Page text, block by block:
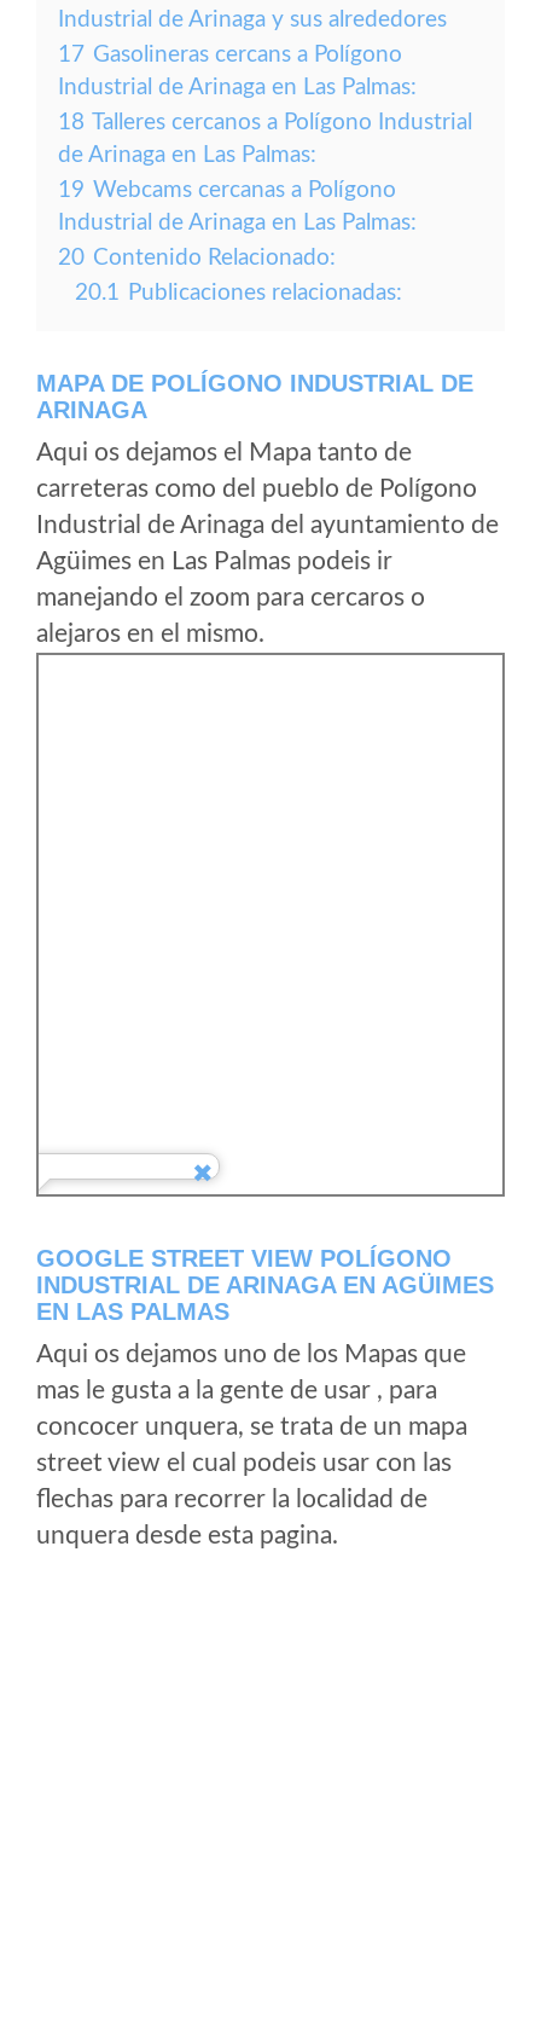
Industrial de Arinaga y sus alrededores
17 Gasolineras cercans a Polígono
Industrial de Arinaga en Las Palmas:
18 Talleres cercanos a Polígono Industrial
de Arinaga en Las Palmas:
19 Webcams cercanas a Polígono
Industrial de Arinaga en Las Palmas:
20 Contenido Relacionado:
20.1 Publicaciones relacionadas:
MAPA DE POLÍGONO INDUSTRIAL DE
ARINAGA
Aqui os dejamos el Mapa tanto de
carreteras como del pueblo de Polígono
Industrial de Arinaga del ayuntamiento de
Agüimes en Las Palmas podeis ir
manejando el zoom para cercaros o
alejaros en el mismo.
GOOGLE STREET VIEW POLÍGONO
INDUSTRIAL DE ARINAGA EN AGÜIMES
EN LAS PALMAS
Aqui os dejamos uno de los Mapas que
mas le gusta a la gente de usar , para
concocer unquera, se trata de un mapa
street view el cual podeis usar con las
flechas para recorrer la localidad de
unquera desde esta pagina.